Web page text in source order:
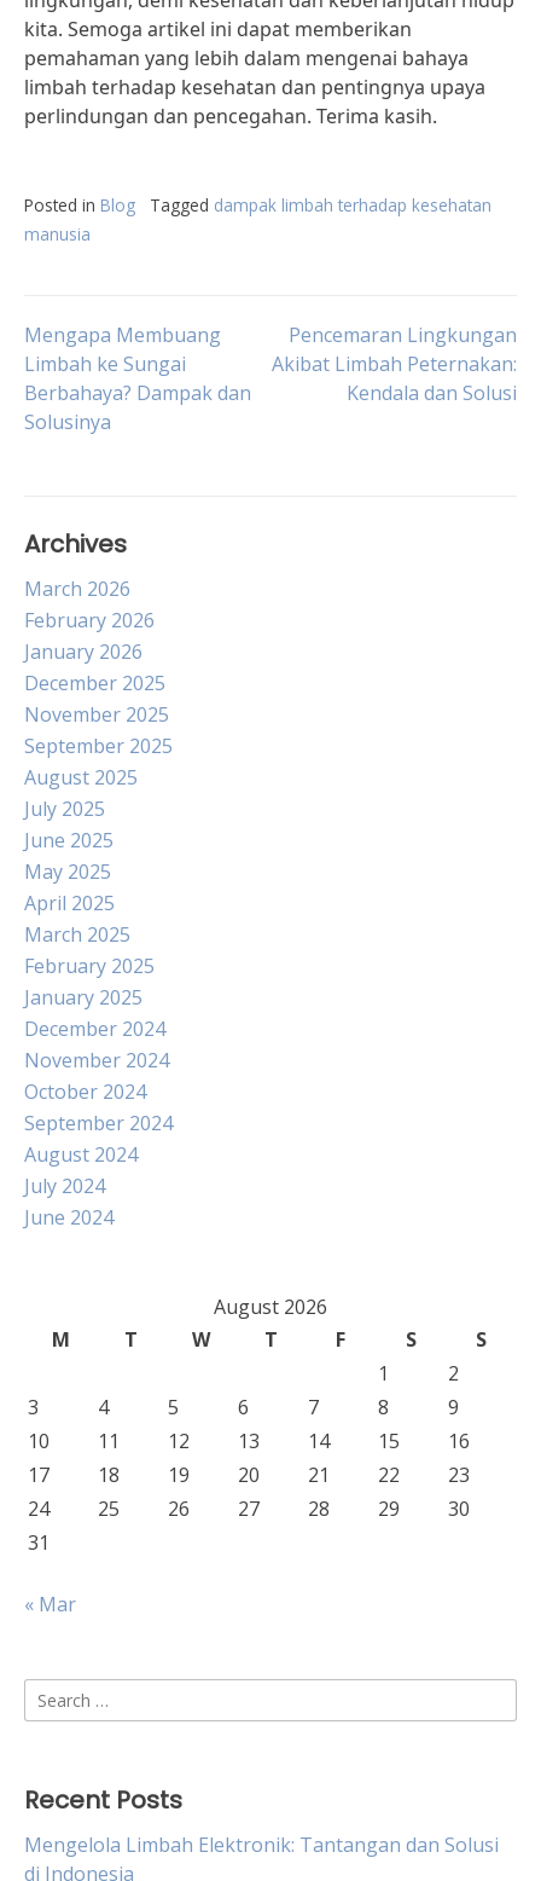
kita. Semoga artikel ini dapat memberikan
pemahaman yang lebih dalam mengenai bahaya
limbah terhadap kesehatan dan pentingnya upaya
perlindungan dan pencegahan. Terima kasih.
Posted in Blog Tagged dampak limbah terhadap kesehatan
manusia
Post
navigation
Mengapa Membuang
Limbah ke Sungai
Berbahaya? Dampak dan
Solusinya
Pencemaran Lingkungan
Akibat Limbah Peternakan:
Kendala dan Solusi
Archives
March 2026
February 2026
January 2026
December 2025
November 2025
September 2025
August 2025
July 2025
June 2025
May 2025
April 2025
March 2025
February 2025
January 2025
December 2024
November 2024
October 2024
September 2024
August 2024
July 2024
June 2024
August 2026
M
T W T F S
S
1
2
3
4 5 6 7 8
9
10
11 12 13 14 15
16
17
18 19 20 21 22
23
24
25 26 27 28 29
30
31
« Mar
Search
for:
Recent Posts
Mengelola Limbah Elektronik: Tantangan dan Solusi
di Indonesia